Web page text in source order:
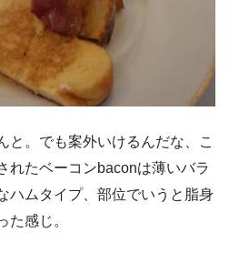
と。でも案外いけるんだな、こ
れたベーコンbaconは薄いバラ
ハムタイプ、部位でいうと脂身
た感じ。